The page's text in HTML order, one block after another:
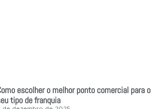
escolher o melhor ponto comercial para o
tipo de franquia